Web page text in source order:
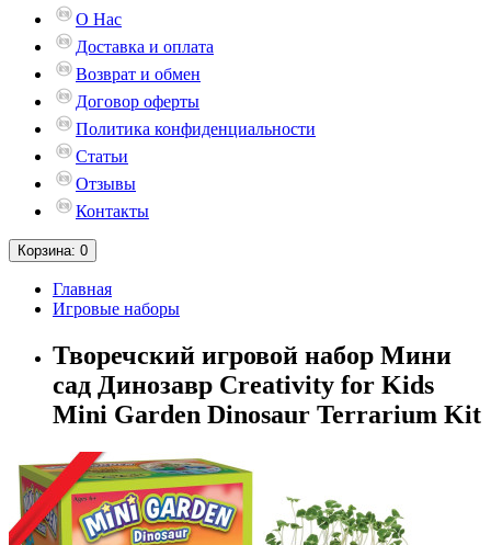
О Нас
Доставка и оплата
Возврат и обмен
Договор оферты
Политика конфиденциальности
Статьи
Отзывы
Контакты
Корзина: 0
Главная
Игровые наборы
Творечский игровой набор Мини
сад Динозавр Creativity for Kids
Mini Garden Dinosaur Terrarium Kit